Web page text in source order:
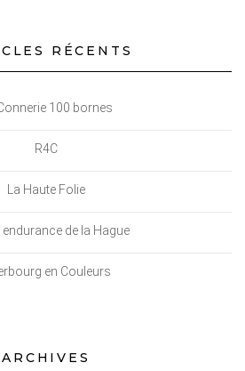
du
RÉCENTS
Connerie 100 bornes
R4C
La Haute Folie
endurance de la Hague
en Couleurs
ARCHIVES